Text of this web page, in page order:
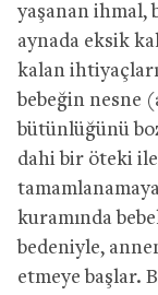
yaşanan ihmal,
aynada eksik
kalan
bebeğin nesne
bütünlüğünü
dahi bir öteki
kuramında
bedeniyle,
etmeye başlar.